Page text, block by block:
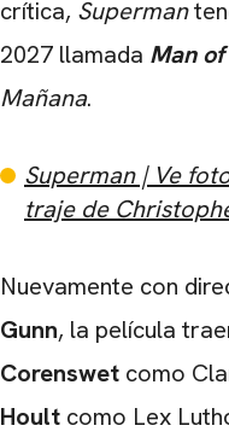
crítica, Superman
2027 llamada Man
Mañana.
Superman | Ve
traje de
Nuevamente con
Gunn, la película
Corenswet como
Hoult como Lex